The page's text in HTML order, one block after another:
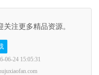
注更多精品资源。
06-24 15:05:31